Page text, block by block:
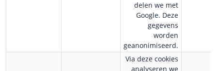
delen we met
Google. Deze
gegevens
worden
geanonimiseerd.
Via deze cookies
analyseren we